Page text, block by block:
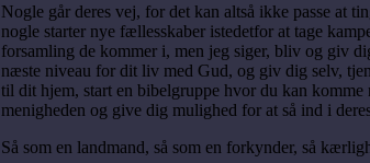
Nogle går deres vej, for det kan altså ikke passe at
nogle starter nye fællesskaber istedetfor at tage
forsamling de kommer i, men jeg siger, bliv og giv
næste niveau for dit liv med Gud, og giv dig selv,
til dit hjem, start en bibelgruppe hvor du kan komme
menigheden og give dig mulighed for at så ind i
Så som en landmand, så som en forkynder, så